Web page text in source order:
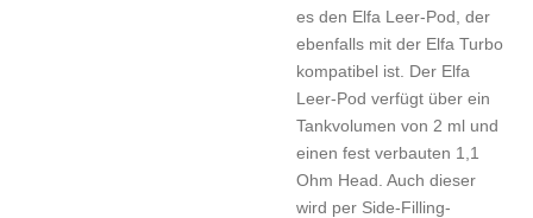
es den Elfa Leer-Pod, der
ebenfalls mit der Elfa Turbo
kompatibel ist. Der Elfa
Leer-Pod verfügt über ein
Tankvolumen von 2 ml und
einen fest verbauten 1,1
Ohm Head. Auch dieser
wird per Side-Filling-